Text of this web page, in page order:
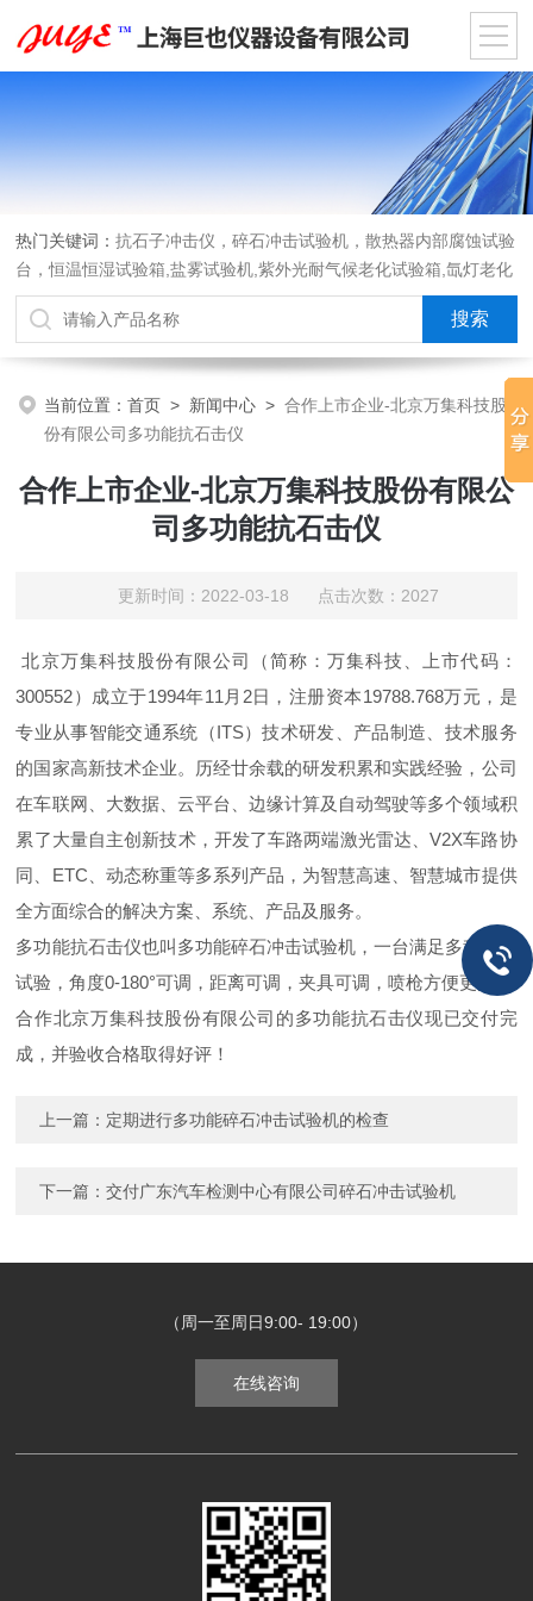
热门关键词：抗石子冲击仪，碎石冲击试验机，散热器内部腐蚀试验
台，恒温恒湿试验箱,盐雾试验机,紫外光耐气候老化试验箱,氙灯老化
试验箱，沙尘试验箱，淋雨试验箱，汽车内饰材料燃烧试验机
当前位置：首页 > 新闻中心 >合作上市企业-北京万集科技股
份有限公司多功能抗石击仪
合作上市企业-北京万集科技股份有限公
司多功能抗石击仪
更新时间：2022-03-18 点击次数：2027
北京万集科技股份有限公司（简称：万集科技、上市代码：
300552）成立于1994年11月2日，注册资本19788.768万元，是
专业从事智能交通系统（ITS）技术研发、产品制造、技术服务
的国家高新技术企业。历经廿余载的研发积累和实践经验，公司
在车联网、大数据、云平台、边缘计算及自动驾驶等多个领域积
累了大量自主创新技术，开发了车路两端激光雷达、V2X车路协
同、ETC、动态称重等多系列产品，为智慧高速、智慧城市提供
全方面综合的解决方案、系统、产品及服务。
多功能抗石击仪也叫多功能碎石冲击试验机，一台满足多种标准
试验，角度0-180°可调，距离可调，夹具可调，喷枪方便更换。
合作北京万集科技股份有限公司的多功能抗石击仪现已交付完
成，并验收合格取得好评！
上一篇： 定期进行多功能碎石冲击试验机的检查
下一篇：交付广东汽车检测中心有限公司碎石冲击试验机
（周一至周日9:00- 19:00）
在线咨询